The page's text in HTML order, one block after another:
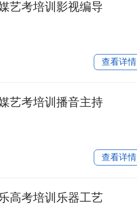
艺考培训影视编导
查看详情
艺考培训播音主持
查看详情
高考培训乐器工艺